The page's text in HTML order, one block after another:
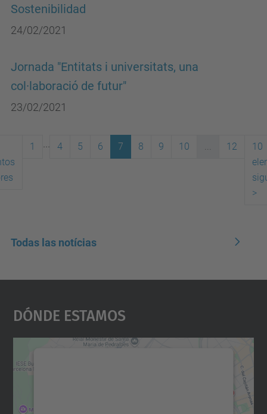
Sostenibilidad
24/02/2021
Jornada "Entitats i universitats, una
col·laboració de futur"
23/02/2021
1 ... 4 5 6 7 8 9 10 ... 12
10
>
Todas las notícias
Dónde Estamos